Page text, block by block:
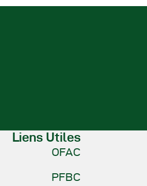
Liens Utiles
OFAC
PFBC